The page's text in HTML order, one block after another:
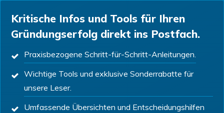
Kritische Infos und Tools für Ihren
Gründungserfolg direkt ins Postfach.
Praxisbezogene Schritt-für-Schritt-Anleitungen.
Wichtige Tools und exklusive Sonderrabatte für
unsere Leser.
Umfassende Übersichten und Entscheidungshilfen